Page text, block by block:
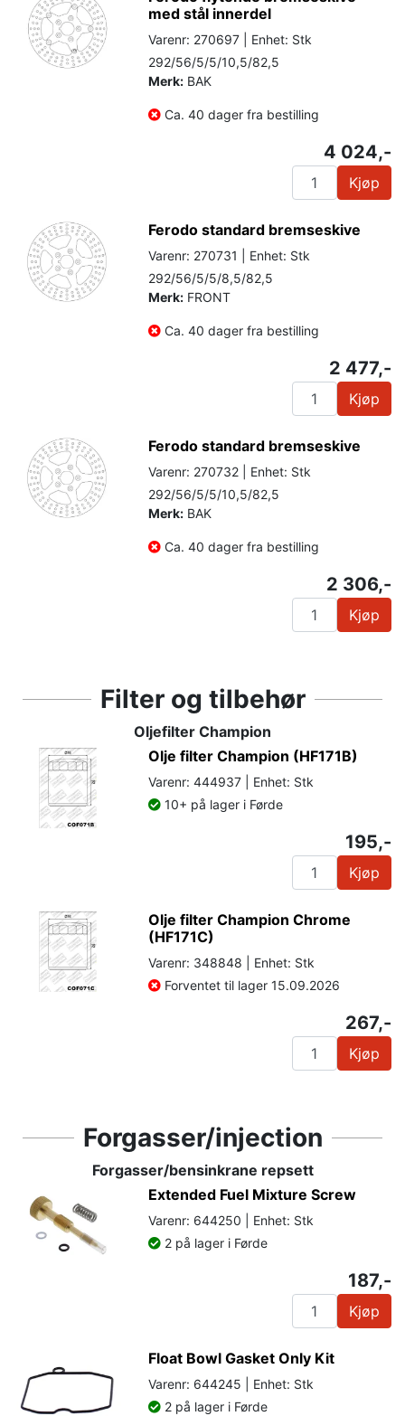
med stål innerdel
Varenr: 270697 | Enhet: Stk
292/56/5/5/10,5/82,5
Merk: BAK
Ca. 40 dager fra bestilling
4 024,-
Kjøp
Ferodo standard bremseskive
Varenr: 270731 | Enhet: Stk
292/56/5/5/8,5/82,5
Merk: FRONT
Ca. 40 dager fra bestilling
2 477,-
Kjøp
Ferodo standard bremseskive
Varenr: 270732 | Enhet: Stk
292/56/5/5/10,5/82,5
Merk: BAK
Ca. 40 dager fra bestilling
2 306,-
Kjøp
Filter og tilbehør
Oljefilter Champion
Olje filter Champion (HF171B)
Varenr: 444937 | Enhet: Stk
10+ på lager i Førde
195,-
Kjøp
Olje filter Champion Chrome
(HF171C)
Varenr: 348848 | Enhet: Stk
Forventet til lager 15.09.2026
267,-
Kjøp
Forgasser/injection
Forgasser/bensinkrane repsett
Extended Fuel Mixture Screw
Varenr: 644250 | Enhet: Stk
2 på lager i Førde
187,-
Kjøp
Float Bowl Gasket Only Kit
Varenr: 644245 | Enhet: Stk
2 på lager i Førde